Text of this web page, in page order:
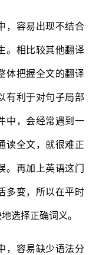
容易出现不结合
。相比较其他翻译
体把握全文的翻译
有利于对句子局部
中，会经常遇到一
读全文，就很难正
。再加上英语这门
多变，所以在平时
选择正确词义。
容易缺少语法分